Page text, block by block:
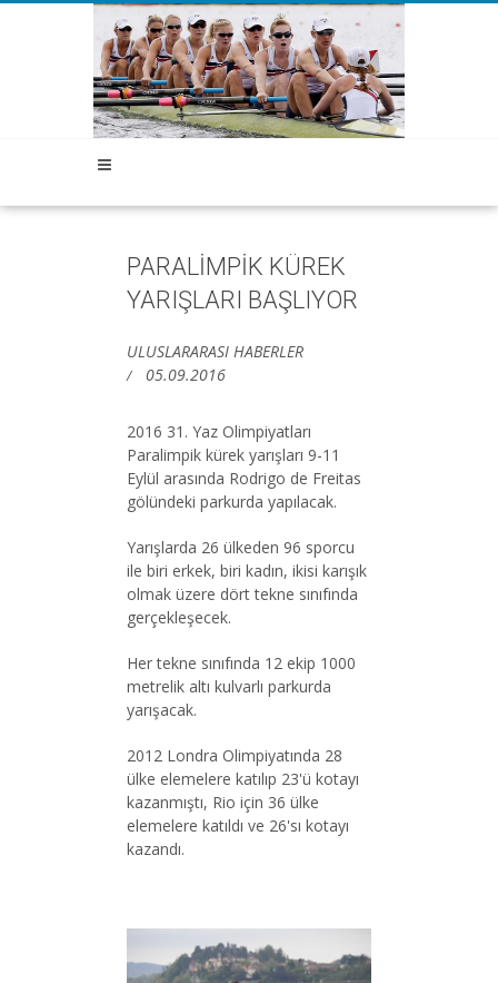
PARALİMPİK KÜREK
YARIŞLARI BAŞLIYOR
ULUSLARARASI HABERLER
05.09.2016
2016 31. Yaz Olimpiyatları
Paralimpik kürek yarışları 9-11
Eylül arasında Rodrigo de Freitas
gölündeki parkurda yapılacak.
Yarışlarda 26 ülkeden 96 sporcu
ile biri erkek, biri kadın, ikisi karışık
olmak üzere dört tekne sınıfında
gerçekleşecek.
Her tekne sınıfında 12 ekip 1000
metrelik altı kulvarlı parkurda
yarışacak.
2012 Londra Olimpiyatında 28
ülke elemelere katılıp 23'ü kotayı
kazanmıştı, Rio için 36 ülke
elemelere katıldı ve 26'sı kotayı
kazandı.